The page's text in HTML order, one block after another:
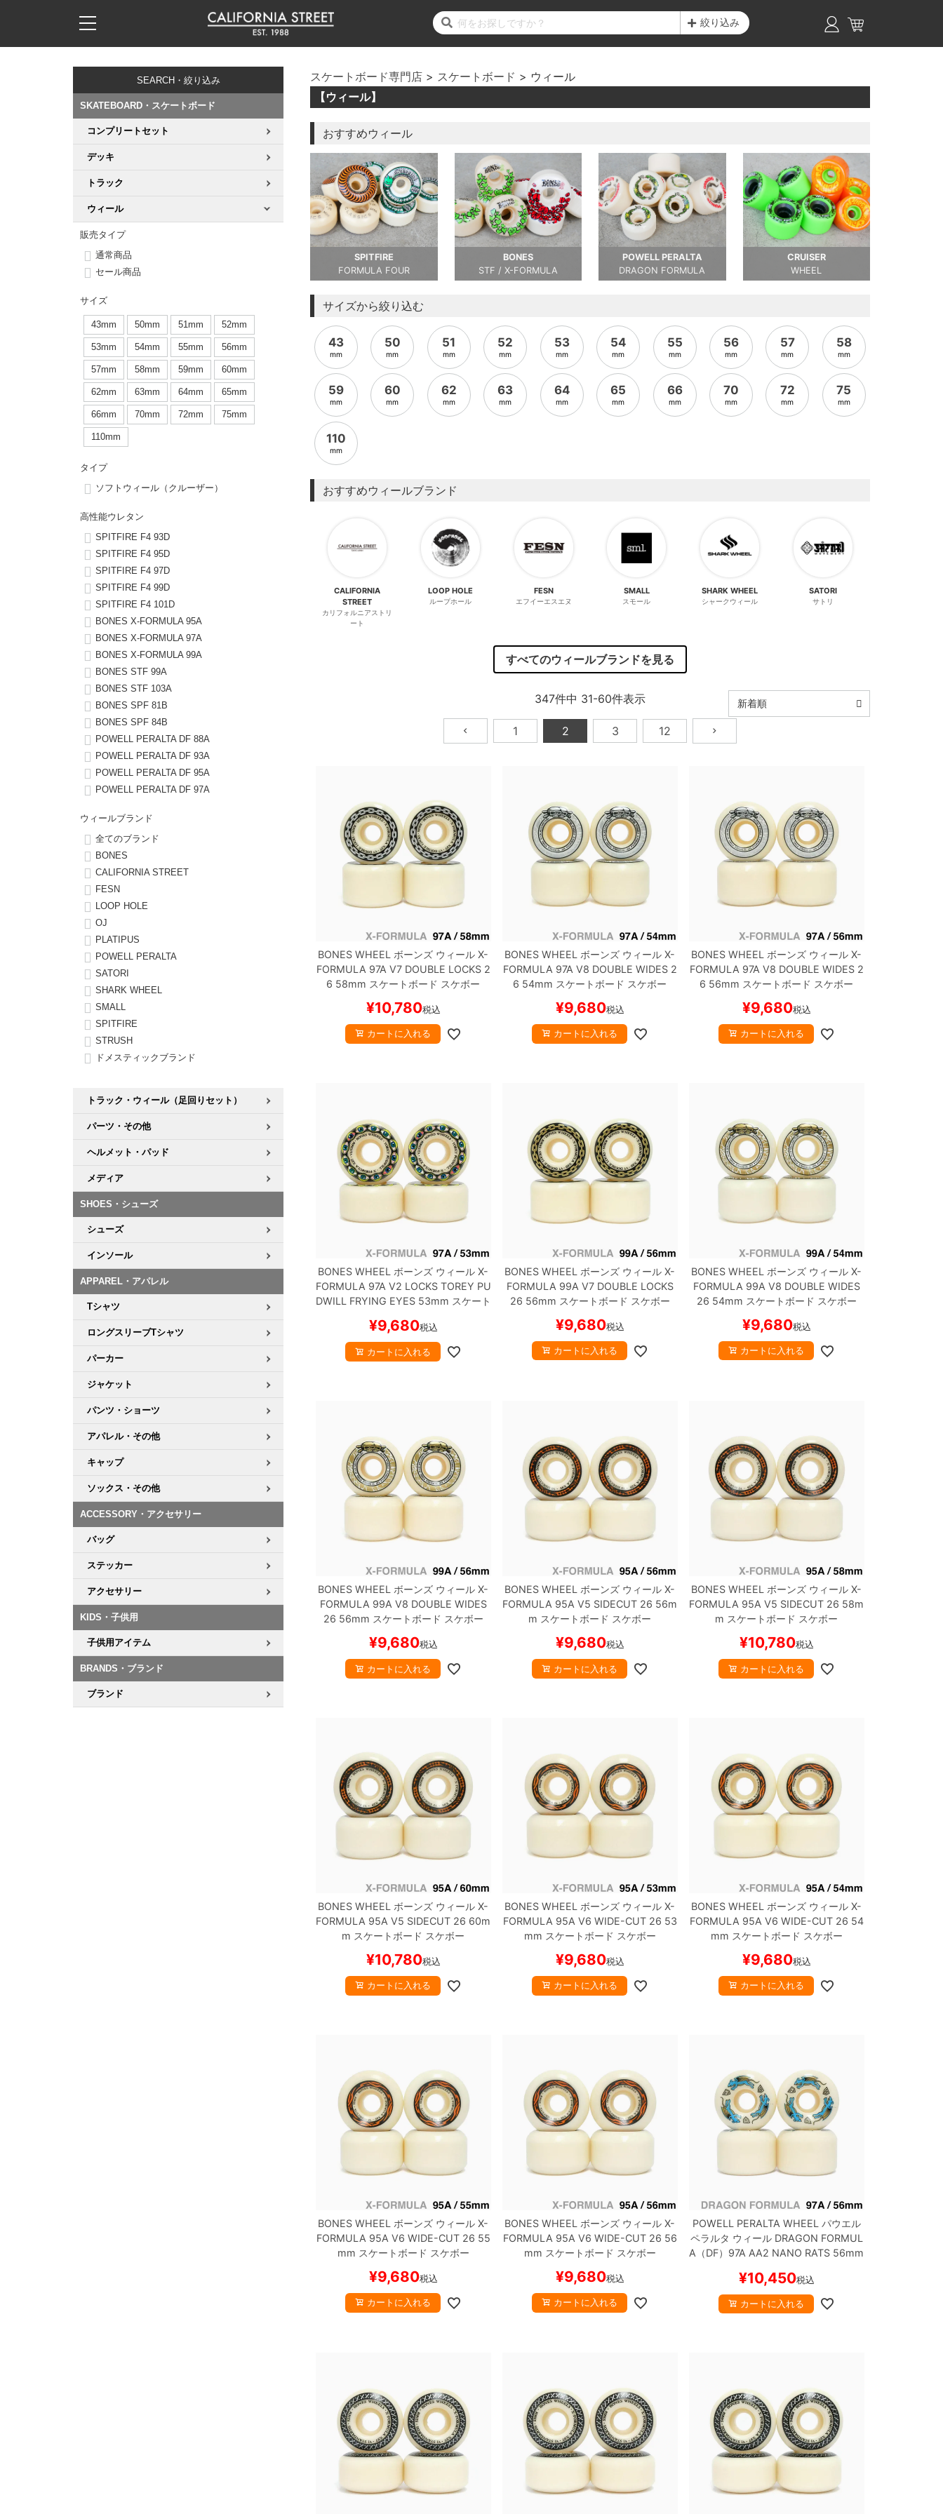
絞り込み
SEARCH・絞り込み
SKATEBOARD・スケートボード
コンプリートセット
デッキ
トラック
ウィール
販売タイプ
通常商品
セール商品
サイズ
43mm 50mm 51mm 52mm
53mm 54mm 55mm 56mm
57mm 58mm 59mm 60mm
62mm 63mm 64mm 65mm
66mm 70mm 72mm 75mm
110mm
タイプ
ソフトウィール（クルーザー）
高性能ウレタン
SPITFIRE F4 93D
SPITFIRE F4 95D
SPITFIRE F4 97D
SPITFIRE F4 99D
SPITFIRE F4 101D
BONES X-FORMULA 95A
BONES X-FORMULA 97A
BONES X-FORMULA 99A
BONES STF 99A
BONES STF 103A
BONES SPF 81B
BONES SPF 84B
POWELL PERALTA DF 88A
POWELL PERALTA DF 93A
POWELL PERALTA DF 95A
POWELL PERALTA DF 97A
ウィールブランド
全てのブランド
BONES
CALIFORNIA STREET
FESN
LOOP HOLE
OJ
PLATIPUS
POWELL PERALTA
SATORI
SHARK WHEEL
SMALL
SPITFIRE
STRUSH
ドメスティックブランド
トラック・ウィール（足回りセット）
パーツ・その他
ヘルメット・パッド
メディア
SHOES・シューズ
シューズ
インソール
APPAREL・アパレル
Tシャツ
ロングスリーブTシャツ
パーカー
ジャケット
パンツ・ショーツ
アパレル・その他
キャップ
ソックス・その他
ACCESSORY・アクセサリー
バッグ
ステッカー
アクセサリー
KIDS・子供用
子供用アイテム
BRANDS・ブランド
ブランド
スケートボード専門店 スケートボード
ウィール
【ウィール】
おすすめウィール
SPITFIRE
FORMULA FOUR
BONES
STF / X-FORMULA
POWELL PERALTA
DRAGON FORMULA
CRUISER
WHEEL
サイズから絞り込む
43
mm
50
mm
51
mm
52
mm
53
mm
54
mm
55
mm
56
mm
57
mm
58
mm
59
mm
60
mm
62
mm
63
mm
64
mm
65
mm
66
mm
70
mm
72
mm
75
mm
110
mm
おすすめウィールブランド
CALIFORNIA
STREET
カリフォルニアストリ
ート
LOOP HOLE
ループホール
FESN
エフイーエスエヌ
SMALL
スモール
SHARK WHEEL
シャークウィール
SATORI
サトリ
すべてのウィールブランドを見る
新着順
347件中 31-60件表示
1 2 3 12
BONES WHEEL ボーンズ ウィール X-
FORMULA 97A V7 DOUBLE LOCKS 2
6 58mm スケートボード スケボー
¥10,780税込
カートに入れる
BONES WHEEL ボーンズ ウィール X-
FORMULA 97A V8 DOUBLE WIDES 2
6 54mm スケートボード スケボー
¥9,680税込
カートに入れる
BONES WHEEL ボーンズ ウィール X-
FORMULA 97A V8 DOUBLE WIDES 2
6 56mm スケートボード スケボー
¥9,680税込
カートに入れる
BONES WHEEL ボーンズ ウィール X-
FORMULA 97A V2 LOCKS TOREY PU
DWILL FRYING EYES 53mm スケート
¥9,680税込
カートに入れる
BONES WHEEL ボーンズ ウィール X-
FORMULA 99A V7 DOUBLE LOCKS
26 56mm スケートボード スケボー
¥9,680税込
カートに入れる
BONES WHEEL ボーンズ ウィール X-
FORMULA 99A V8 DOUBLE WIDES
26 54mm スケートボード スケボー
¥9,680税込
カートに入れる
BONES WHEEL ボーンズ ウィール X-
FORMULA 99A V8 DOUBLE WIDES
26 56mm スケートボード スケボー
¥9,680税込
カートに入れる
BONES WHEEL ボーンズ ウィール X-
FORMULA 95A V5 SIDECUT 26 56m
m スケートボード スケボー
¥9,680税込
カートに入れる
BONES WHEEL ボーンズ ウィール X-
FORMULA 95A V5 SIDECUT 26 58m
m スケートボード スケボー
¥10,780税込
カートに入れる
BONES WHEEL ボーンズ ウィール X-
FORMULA 95A V5 SIDECUT 26 60m
m スケートボード スケボー
¥10,780税込
カートに入れる
BONES WHEEL ボーンズ ウィール X-
FORMULA 95A V6 WIDE-CUT 26 53
mm スケートボード スケボー
¥9,680税込
カートに入れる
BONES WHEEL ボーンズ ウィール X-
FORMULA 95A V6 WIDE-CUT 26 54
mm スケートボード スケボー
¥9,680税込
カートに入れる
BONES WHEEL ボーンズ ウィール X-
FORMULA 95A V6 WIDE-CUT 26 55
mm スケートボード スケボー
¥9,680税込
カートに入れる
BONES WHEEL ボーンズ ウィール X-
FORMULA 95A V6 WIDE-CUT 26 56
mm スケートボード スケボー
¥9,680税込
カートに入れる
POWELL PERALTA WHEEL パウエル
ペラルタ ウィールDRAGON FORMUL
A（DF）97A AA2 NANO RATS 56mm
¥10,450税込
カートに入れる
11,000円以上で送料無料！
コンプリートセット（完成品）
11,000円以上で送料無料！
デッキ新着一覧
サイズからデッキを選ぶ
シェイプデッキ
11,000円以上で送料無料！
トラック新着一覧
適合デッキサイズから選ぶ
11,000円以上で送料無料！
ウィール新着一覧
ウィールをサイズから選ぶ
スピットファイヤー F4（フォーミュラフォー）
ボーンズ XF（エックスフォーミュラ）
ボーンズ STF（エスティーエフ）
パウエルペラルタ DF（ドラゴンフォーミュラ）
ソフトウィール（クルーザー）
ベアリング
デッキテープ
パーツ・その他
足回りセット（トラック・ウィールセット）
ヘルメット・パッド
スケートケース・バッグ
メディア（雑誌・DVD・CD）
11,000円以上で送料無料！
シューズ新着一覧
シューズをサイズから選ぶ
シューレース・その他
11,000円以上で送料無料！
ジャケット
トレーナー・セーター
長袖ボタンシャツ
7分袖シャツ・ラグラン
半袖シャツ
アンダーウエア
サイズの測り方
11,000円以上で送料無料！
最新ブログ一覧
11,000円以上で送料無料！
スタッフおすすめアイテム
スケートパーク情報
11,000円以上で送料無料！
カリフォルニアストリートの歴史
プライバシーポリシー
特定商取引法に基づく表記